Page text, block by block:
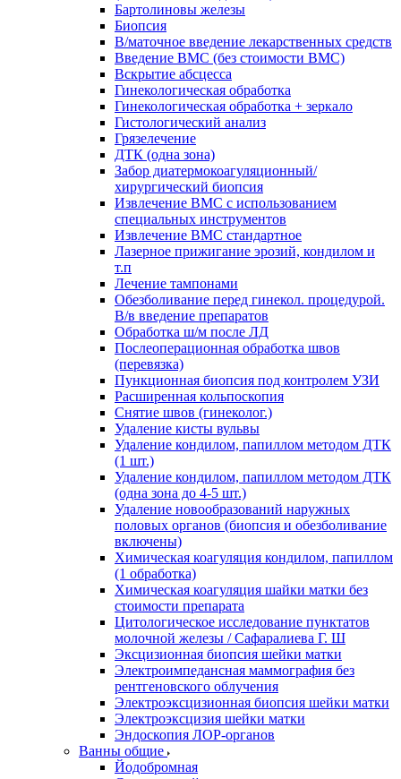
Бартолиновы железы
Биопсия
В/маточное введение лекарственных средств
Введение ВМС (без стоимости ВМС)
Вскрытие абсцесса
Гинекологическая обработка
Гинекологическая обработка + зеркало
Гистологический анализ
Грязелечение
ДТК (одна зона)
Забор диатермокоагуляционный/
хирургический биопсия
Извлечение ВМС с использованием
специальных инструментов
Извлечение ВМС стандартное
Лазерное прижигание эрозий, кондилом и
т.п
Лечение тампонами
Обезболивание перед гинекол. процедурой.
В/в введение препаратов
Обработка ш/м после ЛД
Послеоперационная обработка швов
(перевязка)
Пункционная биопсия под контролем УЗИ
Расширенная кольпоскопия
Снятие швов (гинеколог.)
Удаление кисты вульвы
Удаление кондилом, папиллом методом ДТК
(1 шт.)
Удаление кондилом, папиллом методом ДТК
(одна зона до 4-5 шт.)
Удаление новообразований наружных
половых органов (биопсия и обезболивание
включены)
Химическая коагуляция кондилом, папиллом
(1 обработка)
Химическая коагуляция шайки матки без
стоимости препарата
Цитологическое исследование пунктатов
молочной железы / Сафаралиева Г. Ш
Эксцизионная биопсия шейки матки
Электроимпедансная маммография без
рентгеновского облучения
Электроэксцизионная биопсия шейки матки
Электроэксцизия шейки матки
Эндоскопия ЛОР-органов
Ванны общие
Йодобромная